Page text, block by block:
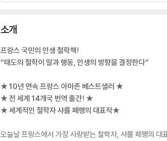
소개
프랑스 국민의 인생 철학책!
“태도의 철학이 말과 행동, 인생의 방향을 결정한다”
★ 10년 연속 프랑스 아마존 베스트셀러 ★
★ 전 세계 14개국 번역 출간! ★
★ 세계적인 철학자 샤를 페팽의 대표작★
오늘날 프랑스에서 가장 사랑받는 철학자, 샤를 페팽의 대